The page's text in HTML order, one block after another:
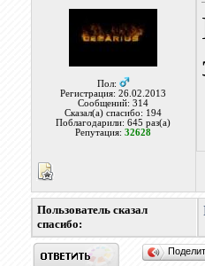
Пол:
Регистрация: 26.02.2013
Сообщений: 314
Сказал(а) спасибо: 194
Поблагодарили: 645 раз(а)
Репутация:32628
Пользователь сказал
cпасибо: